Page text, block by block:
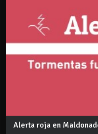
Alerta roja en